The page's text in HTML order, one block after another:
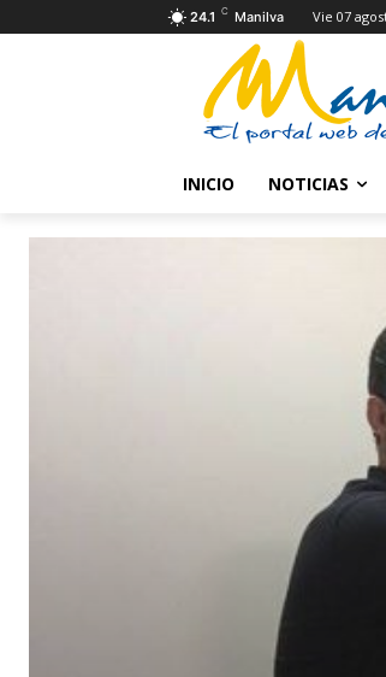
24.1 C Manilva Vie 07
INICIO NOTICIAS